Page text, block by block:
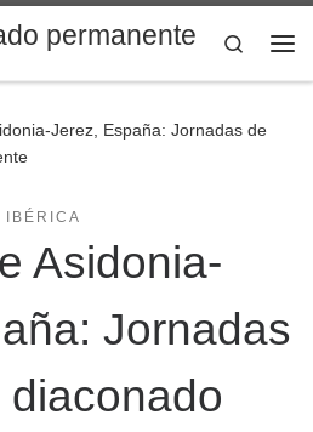
permanente
Search
Jerez, España: Jornadas de
IBÉRICA
Asidonia-
Jornadas